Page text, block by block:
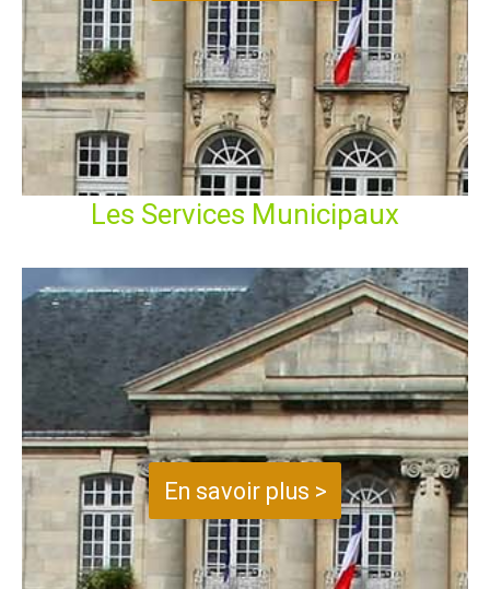
Les Services Municipaux
En savoir plus >